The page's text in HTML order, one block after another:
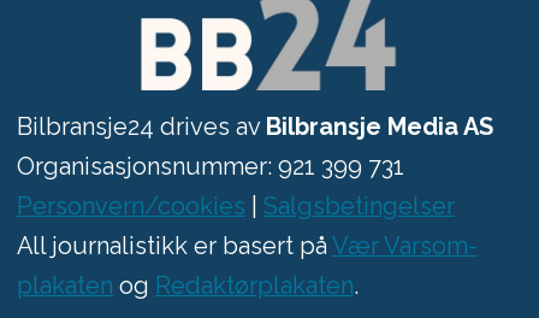
Bilbransje24 drives av Bilbransje Media AS
Organisasjonsnummer: 921 399 731
Personvern/cookies
Salgsbetingelser
All journalistikk er basert på Vær Varsom-
plakaten og Redaktørplakaten.